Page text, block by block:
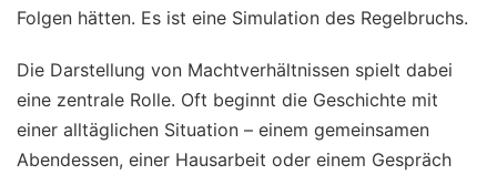
Folgen hätten. Es ist eine Simulation des Regelbruchs.
Die Darstellung von Machtverhältnissen spielt dabei
eine zentrale Rolle. Oft beginnt die Geschichte mit
einer alltäglichen Situation – einem gemeinsamen
Abendessen, einer Hausarbeit oder einem Gespräch